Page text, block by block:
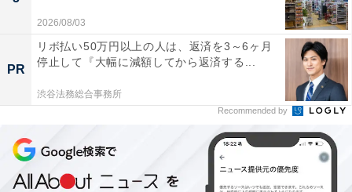
2026/08/03
PR
リボ払い50万円以上の人は、返済を3～6ヶ月
停止して『大幅に減額してから返済する...
渋谷法務総合事務所
Recommended by